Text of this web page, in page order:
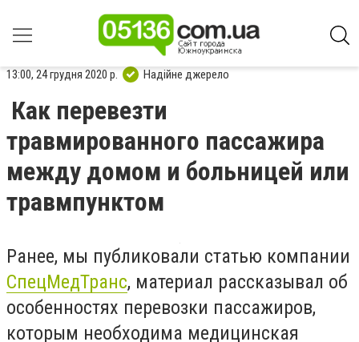
13:00, 24 грудня 2020 р. Надійне джерело
Как перевезти
травмированного пассажира
между домом и больницей или
травмпунктом
Ранее, мы публиковали статью компании
СпецМедТранс, материал рассказывал об
особенностях перевозки пассажиров,
которым необходима медицинская